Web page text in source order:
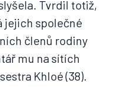
Tvrdil totiž,
jejich společné
členů rodiny
mu na sítích
Khloé (38).